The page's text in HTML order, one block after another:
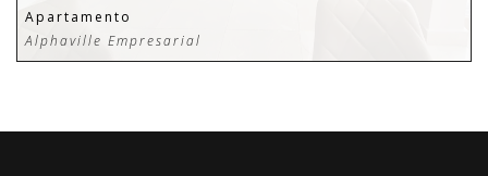
Apartamento
Alphaville Empresarial